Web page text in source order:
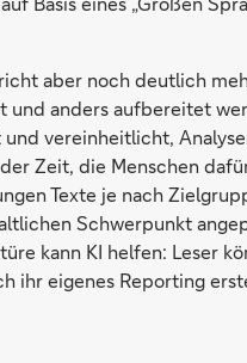
aber noch deutlich
und anders aufbereitet
vereinheitlicht,
Zeit, die Menschen
Texte je nach
Schwerpunkt
kann KI helfen: Leser
ihr eigenes Reporting